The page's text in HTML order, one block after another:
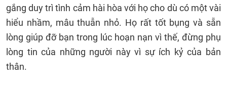
gắng duy trì tình cảm hài hòa với họ cho dù có một vài
hiểu nhầm, mâu thuẫn nhỏ. Họ rất tốt bụng và sẵn
lòng giúp đỡ bạn trong lúc hoạn nạn vì thế, đừng phụ
lòng tin của những người này vì sự ích kỷ của bản
thân.